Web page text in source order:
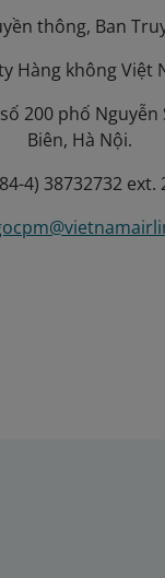
thông, Ban
Hàng không Việt
200 phố
Biên, Hà Nội.
4) 38732732 ext.